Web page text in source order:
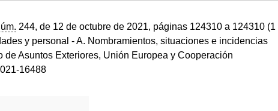
244, de 12 de octubre de 2021, páginas 124310 a 124310 (1
y personal - A. Nombramientos, situaciones e incidencias
de Asuntos Exteriores, Unión Europea y Cooperación
16488